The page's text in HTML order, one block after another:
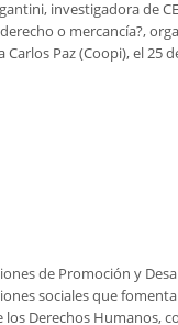
investigadora de
o mercancía?,
Paz (Coopi), el 25
de Promoción y
sociales que
Derechos Humanos,